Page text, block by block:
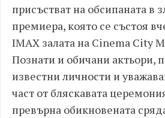
присъстват на обсипаната в
премиера, която се състоя
IMAX залата на Cinema City
Познати и обичани актьори,
известни личности и
част от бляскавата
превърна обикновената